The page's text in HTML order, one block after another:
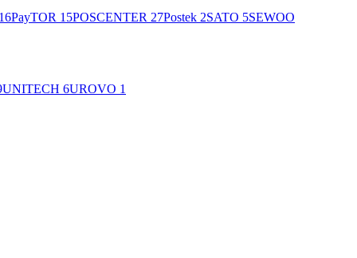
16PayTOR 15POSCENTER 27Postek 2SATO 5SEWOO
UNITECH 6UROVO 1